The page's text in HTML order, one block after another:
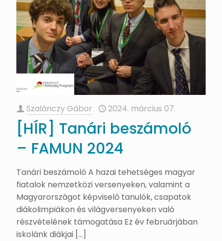
Szalánczy Gábor 2024. március 07.
[HÍR] Tanári beszámoló
– FAMUN 2024
Tanári beszámoló A hazai tehetséges magyar
fiatalok nemzetközi versenyeken, valamint a
Magyarországot képviselő tanulók, csapatok
diákolimpiákon és világversenyeken való
részvételének támogatása Ez év februárjában
iskolánk diákjai […]